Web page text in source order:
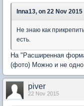
Inna13, on 22 Nov 2015
Не знаю как
есть.
На "Расширенная
(фото) Можно и не одно
piver
22 Nov 2015